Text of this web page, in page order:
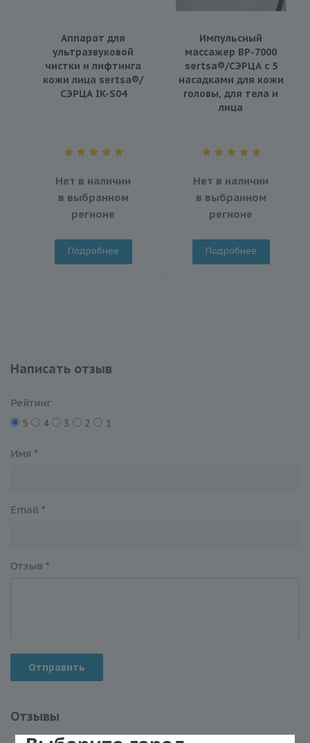
Аппарат для
ультразвуковой
чистки и лифтинга
кожи лица sertsa®/
СЭРЦА IK-S04
Нет в наличии
в выбранном
регионе
Подробнее
Импульсный
массажер BP-7000
sertsa®/СЭРЦА с 5
насадками для кожи
головы, для тела и
лица
Нет в наличии
в выбранном
регионе
Подробнее
Написать отзыв
Рейтинг
5
4 3 2 1
Имя *
Email *
Отзыв *
Отправить
Отзывы